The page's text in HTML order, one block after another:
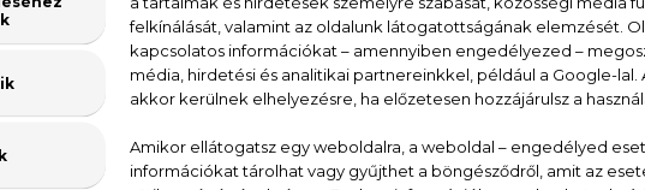
a szabadalmaztatott formatervezésű, innovatív, 100%-ban fából készült